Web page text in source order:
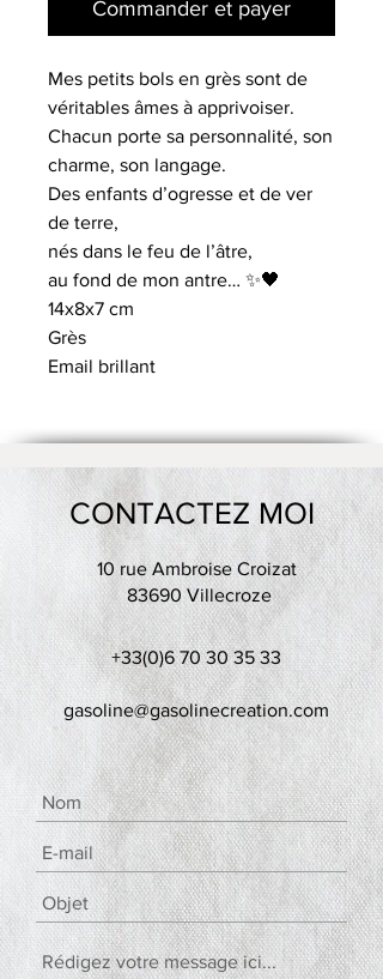
Commander et payer
Mes petits bols en grès sont de
véritables âmes à apprivoiser.
Chacun porte sa personnalité, son
charme, son langage.
Des enfants d’ogresse et de ver
de terre,
nés dans le feu de l’âtre,
au fond de mon antre… ✨🖤
14x8x7 cm
Grès
Email brillant
CONTACTEZ MOI
10 rue Ambroise Croizat
83690 Villecroze
+33(0)6 70 30 35 33
gasoline@gasolinecreation.com